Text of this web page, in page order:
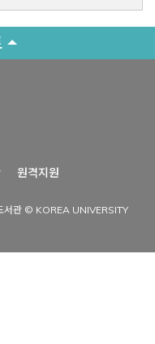
원격지원
서관 © KOREA UNIVERSITY